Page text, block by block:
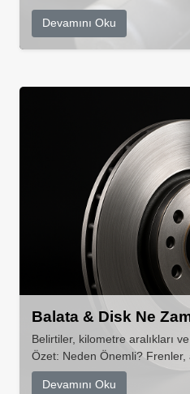
Devamını Oku
Balata & Disk Ne
Belirtiler, kilometre aralıkları
Özet: Neden Önemli? Frenler,
Devamını Oku